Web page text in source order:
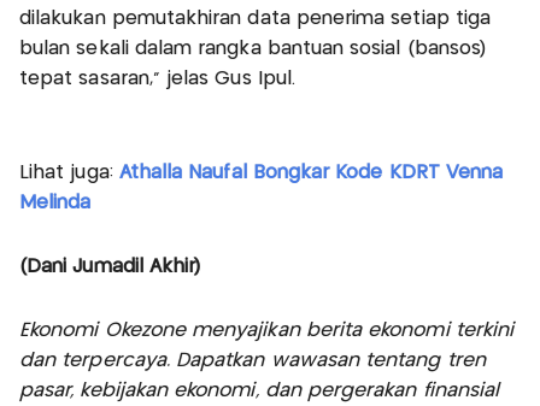
dilakukan pemutakhiran data penerima setiap tiga
bulan sekali dalam rangka bantuan sosial (bansos)
tepat sasaran," jelas Gus Ipul.
Lihat juga: Athalla Naufal Bongkar Kode KDRT Venna
Melinda
(Dani Jumadil Akhir)
Ekonomi Okezone menyajikan berita ekonomi terkini
dan terpercaya. Dapatkan wawasan tentang tren
pasar, kebijakan ekonomi, dan pergerakan finansial